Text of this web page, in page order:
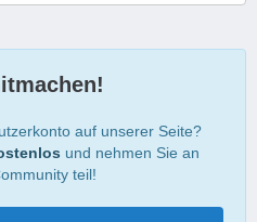
auf unserer Seite?
und nehmen Sie an
teil!